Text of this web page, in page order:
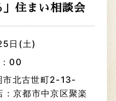
」住まい相談会
日(土)
00
市北古世町2-13-
京都市中京区聚楽